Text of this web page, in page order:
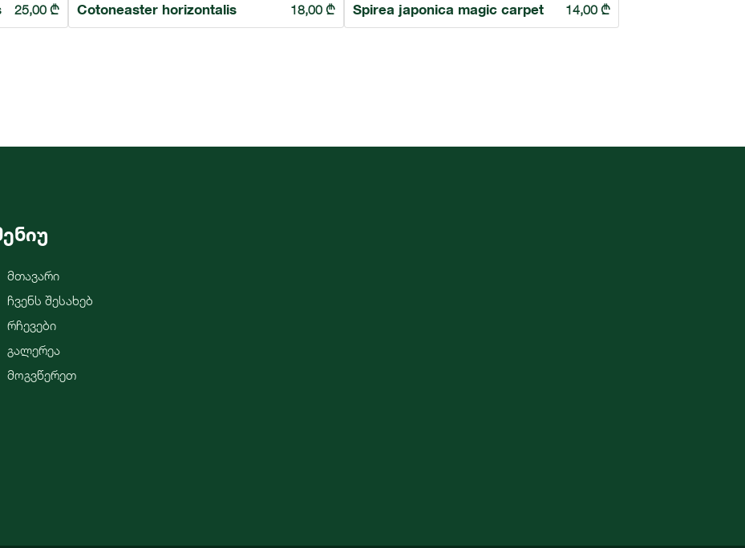
25,00₾ Cotoneaster horizontalis 18,00 ₾ Spirea japonica magic carpet 14,00₾
Მთავარი
Ჩვენს Შესახებ
Რჩევები
Გალერეა
Მოგვწერეთ